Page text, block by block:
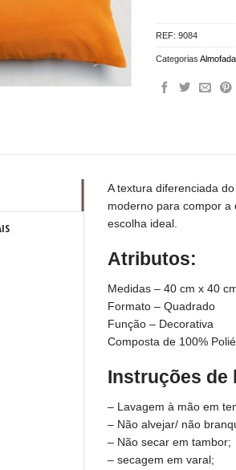
REF:9084
CategoriasAlmofada
A textura diferenciada
moderno para compor
escolha ideal.
Atributos:
Medidas – 40 cm x 40
Formato – Quadrado
Função – Decorativa
Composta de 100%
Instruções de
– Lavagem à mão em
– Não alvejar/ não
– Não secar em tambor;
– secagem em varal;